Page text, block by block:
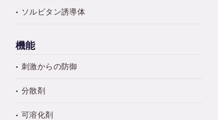
ソルビタン誘導体
機能
刺激からの防御
分散剤
可溶化剤